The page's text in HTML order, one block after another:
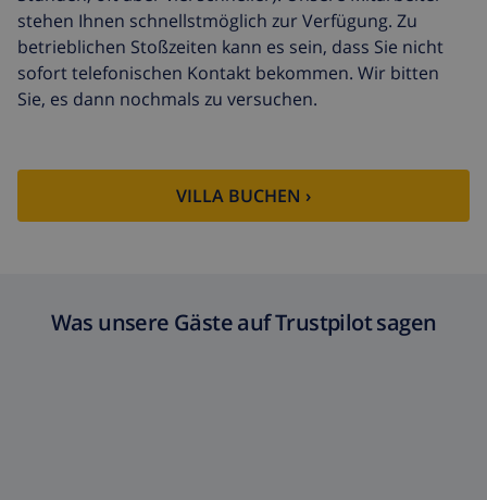
stehen Ihnen schnellstmöglich zur Verfügung. Zu
betrieblichen Stoßzeiten kann es sein, dass Sie nicht
sofort telefonischen Kontakt bekommen. Wir bitten
Sie, es dann nochmals zu versuchen.
VILLA BUCHEN ›
Was unsere Gäste auf Trustpilot sagen